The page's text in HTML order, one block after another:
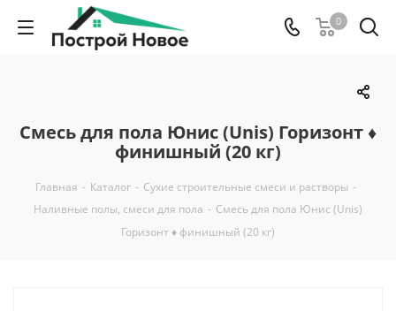
0
Смесь для пола Юнис (Unis) Горизонт ♦
финишный (20 кг)
Главная - Каталог - Сухие строительные смеси и растворы -
Наливные полы, смеси для пола - Смесь для пола Юнис (Unis)
Горизонт ♦ финишный (20 кг)